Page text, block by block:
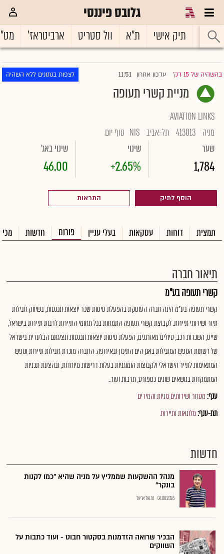
גלובס פיננסי
ראשי תיק אישי ת"א וול סטריט ארביטראז'
בהשהיה של 15 דק' |עדכון אחרון 11:51 לצפות בנתונים ללא השהיה
מניית קשרי תעופה
AVIATION LINKS
מניה 413013 תל-אביב NIS סוף יום
שער
1,784
שינוי
+2.65%
שינוי באג'
46.00
הוסף לתיק התראות
תמצית דוחות עסקאות בעלי עניין פורום חדשות
תיאור חברה
קשרי תעופה בע"מ
קשרי תעופה בע"מ הינה חברה העוסקת בהפעלת טיסות שכר יוצאות ונכנסות, בשיווק חבילות
תיור ושירותי תיירות. לקבוצת קשרי תעופה התמחות בכל תחומי התיירות לרבות תיירות בישראל,
שייט, השכרות רכב, טיולים מאורגנים, הפעלת טיסות יוצאות ונכנסות ונציגתם הבלעדית בישראל
של רשתות הנופש המובילות באגן הים התיכון ובאירופה. החברה מוכרת חבילות תיירות ונופש
המתאימות לתייר הישראלי ולקבוצות הומוגניות בעלות דרישות מיוחדות, ובהצעת תכניות
המתמקדות בנושאים שונים כספורט, תרבות ועוד..
ענף:מסחר ושירותים מניות והמירים
תת-ענף:מלונאות ותיירות
חדשות
מנהל ההשקעות שממליץ על מניה שהיא "כמו לקנות
בונקר"
04.08.2026 נתנאל אריאל
הבכיר שרואה הזדמנות בסקטור חבוט - ועוד כתבות על
השווקים